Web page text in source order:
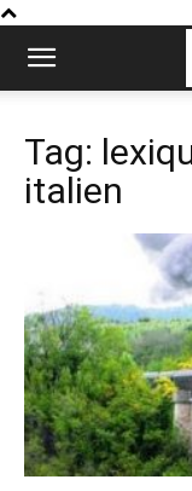
Tag:
italien